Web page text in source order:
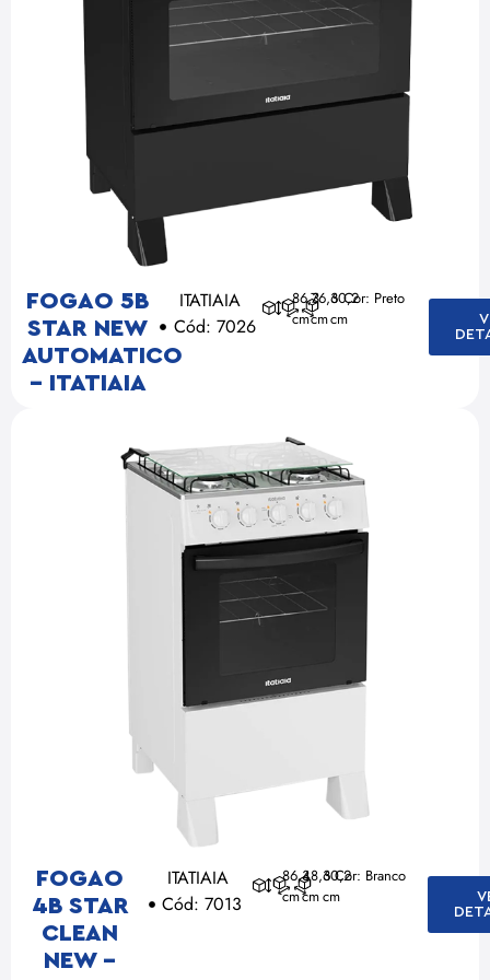
FOGAO 5B
STAR NEW
AUTOMATICO
– ITATIAIA
ITATIAIA
Cód: 7026
86,3
cm
76,3
cm
60,2
cm
Cor: Preto
FOGAO
4B STAR
CLEAN
NEW –
ITATIAIA
Cód: 7013
86,3
cm
48,3
cm
60,2
cm
Cor: Branco